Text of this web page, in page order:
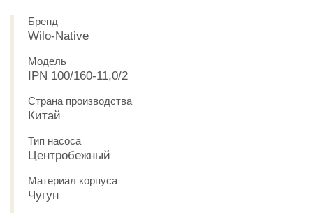
Бренд
Wilo-Native
Модель
IPN 100/160-11,0/2
Страна производства
Китай
Тип насоса
Центробежный
Материал корпуса
Чугун